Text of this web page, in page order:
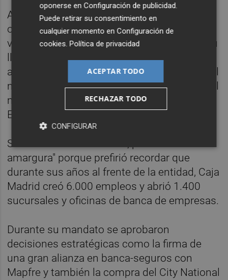
Al final de su mandato, Blesa se sentía
orgulloso de dejar una Caja Madrid cinco
veces más grande de lo que la encontró a su
llegada en septiembre de 1997 y se fue
agradecido y satisfecho de entregar, como él
mismo dijo, a su buen amigo Rodrigo Rato el
mando de la cuarta entidad financiera de
España.
Se marchó "con añoranza, pero sin rencor ni
amargura" porque prefirió recordar que
durante sus años al frente de la entidad, Caja
Madrid creó 6.000 empleos y abrió 1.400
sucursales y oficinas de banca de empresas.
Durante su mandato se aprobaron
decisiones estratégicas como la firma de
una gran alianza en banca-seguros con
Mapfre y también la compra del City National
oponerse enConfiguración de publicidad
Puede retirar su consentimiento en
cualquier momento enConfiguración de
cookies .Política de privacidad
ACEPTAR TODO
RECHAZAR TODO
CONFIGURAR